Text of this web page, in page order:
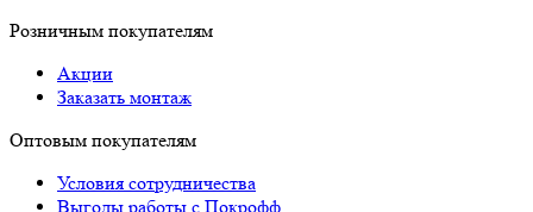
Розничным покупателям
Акции
Заказать монтаж
Оптовым покупателям
Условия сотрудничества
Выгоды работы с Покрофф